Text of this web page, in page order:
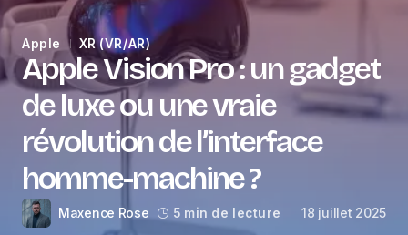
Apple XR (VR/AR)
Apple Vision Pro : un gadget
de luxe ou une vraie
révolution de l’interface
homme-machine ?
Maxence Rose 5 min de lecture 18 juillet 2025